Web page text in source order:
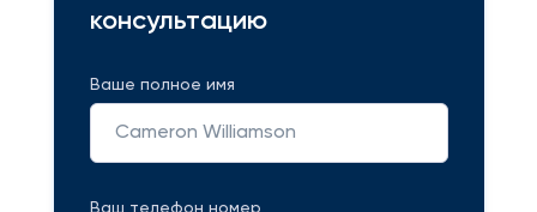
консультацию
Ваше полное имя
Ваш телефон номер